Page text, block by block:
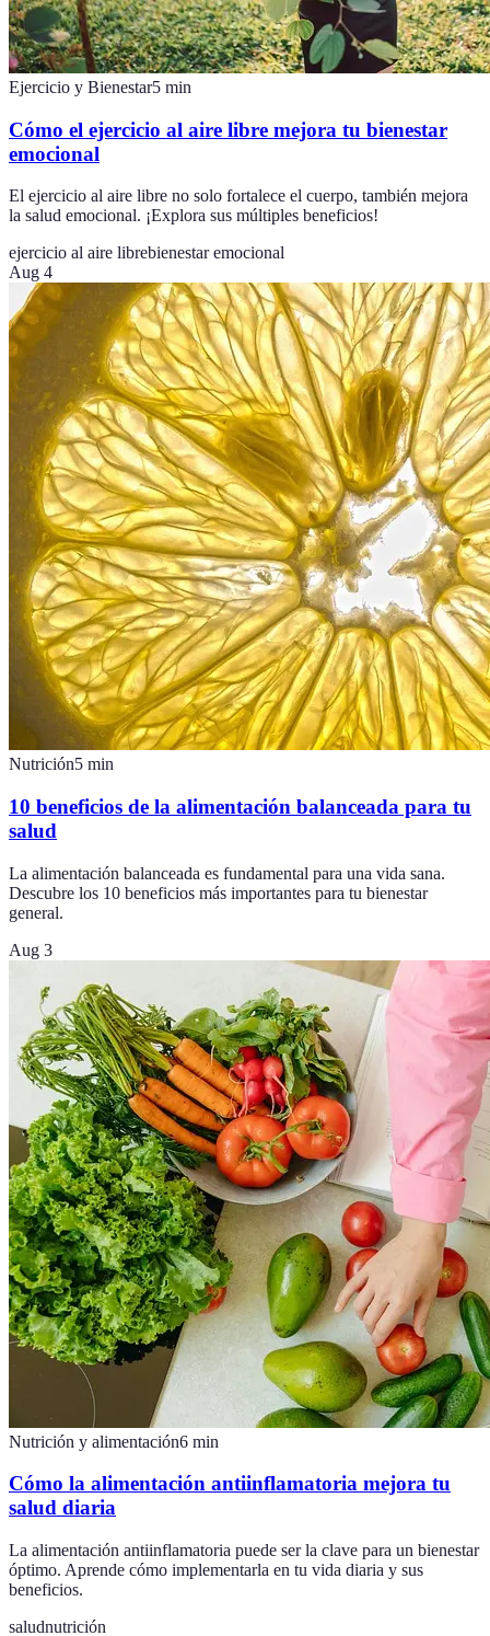
Ejercicio y Bienestar5 min
Cómo el ejercicio al aire libre mejora tu bienestar
emocional
El ejercicio al aire libre no solo fortalece el cuerpo, también mejora
la salud emocional. ¡Explora sus múltiples beneficios!
ejercicio al aire librebienestar emocional
Aug 4
Nutrición5 min
10 beneficios de la alimentación balanceada para tu
salud
La alimentación balanceada es fundamental para una vida sana.
Descubre los 10 beneficios más importantes para tu bienestar
general.
Aug 3
Nutrición y alimentación6 min
Cómo la alimentación antiinflamatoria mejora tu
salud diaria
La alimentación antiinflamatoria puede ser la clave para un bienestar
óptimo. Aprende cómo implementarla en tu vida diaria y sus
beneficios.
saludnutrición